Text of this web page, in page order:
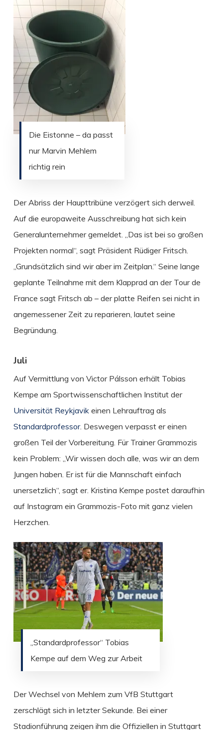
Die Eistonne – da passt
nur Marvin Mehlem
richtig rein
Der Abriss der Haupttribüne verzögert sich derweil.
Auf die europaweite Ausschreibung hat sich kein
Generalunternehmer gemeldet. „Das ist bei so großen
Projekten normal“, sagt Präsident Rüdiger Fritsch.
„Grundsätzlich sind wir aber im Zeitplan.“ Seine lange
geplante Teilnahme mit dem Klapprad an der Tour de
France sagt Fritsch ab – der platte Reifen sei nicht in
angemessener Zeit zu reparieren, lautet seine
Begründung.
Juli
Auf Vermittlung von Victor Pálsson erhält Tobias
Kempe am Sportwissenschaftlichen Institut der
Universität Reykjavikeinen Lehrauftrag als
Standardprofessor. Deswegen verpasst er einen
großen Teil der Vorbereitung. Für Trainer Grammozis
kein Problem: „Wir wissen doch alle, was wir an dem
Jungen haben. Er ist für die Mannschaft einfach
unersetzlich“, sagt er. Kristina Kempe postet daraufhin
auf Instagram ein Grammozis-Foto mit ganz vielen
Herzchen.
„Standardprofessor“ Tobias
Kempe auf dem Weg zur Arbeit
Der Wechsel von Mehlem zum VfB Stuttgart
zerschlägt sich in letzter Sekunde. Bei einer
Stadionführung zeigen ihm die Offiziellen in Stuttgart